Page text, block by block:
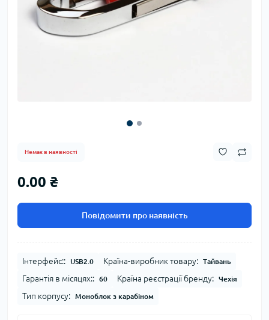
Немає в наявності
0.00 ₴
Повідомити про наявність
Інтерфейс:: USB2.0 Країна-виробник товару: Тайвань
Гарантія в місяцях:: 60 Країна реєстрації бренду: Чехія
Тип корпусу: Моноблок з карабіном